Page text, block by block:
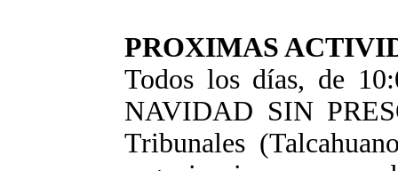
PROXIMAS
Todos los días, de
NAVIDAD SIN
Tribunales